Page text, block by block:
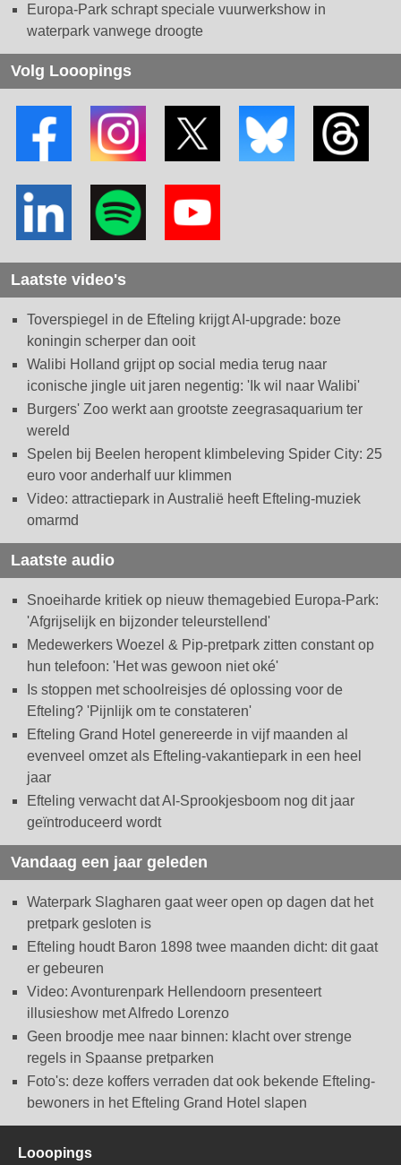
Europa-Park schrapt speciale vuurwerkshow in
waterpark vanwege droogte
Volg Looopings
Laatste video's
Toverspiegel in de Efteling krijgt AI-upgrade: boze
koningin scherper dan ooit
Walibi Holland grijpt op social media terug naar
iconische jingle uit jaren negentig: 'Ik wil naar Walibi'
Burgers' Zoo werkt aan grootste zeegrasaquarium ter
wereld
Spelen bij Beelen heropent klimbeleving Spider City: 25
euro voor anderhalf uur klimmen
Video: attractiepark in Australië heeft Efteling-muziek
omarmd
Laatste audio
Snoeiharde kritiek op nieuw themagebied Europa-Park:
'Afgrijselijk en bijzonder teleurstellend'
Medewerkers Woezel & Pip-pretpark zitten constant op
hun telefoon: 'Het was gewoon niet oké'
Is stoppen met schoolreisjes dé oplossing voor de
Efteling? 'Pijnlijk om te constateren'
Efteling Grand Hotel genereerde in vijf maanden al
evenveel omzet als Efteling-vakantiepark in een heel
jaar
Efteling verwacht dat AI-Sprookjesboom nog dit jaar
geïntroduceerd wordt
Vandaag een jaar geleden
Waterpark Slagharen gaat weer open op dagen dat het
pretpark gesloten is
Efteling houdt Baron 1898 twee maanden dicht: dit gaat
er gebeuren
Video: Avonturenpark Hellendoorn presenteert
illusieshow met Alfredo Lorenzo
Geen broodje mee naar binnen: klacht over strenge
regels in Spaanse pretparken
Foto's: deze koffers verraden dat ook bekende Efteling-
bewoners in het Efteling Grand Hotel slapen
Looopings